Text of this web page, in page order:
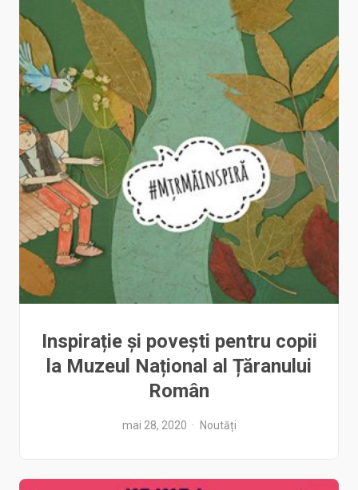
Inspirație și povești pentru copii
la Muzeul Național al Țăranului
Român
mai 28, 2020 Noutăți